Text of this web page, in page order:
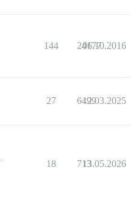
144 24177
06.10.2016
27 6499
12.03.2025
18 713
13.05.2026